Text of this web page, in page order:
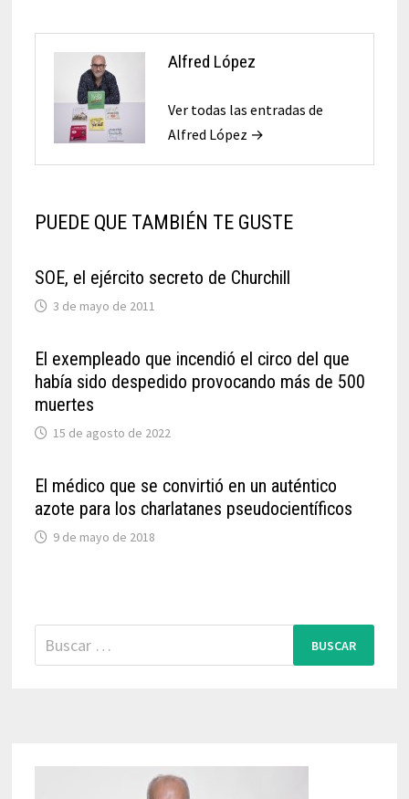
Alfred López
Ver todas las entradas de
Alfred López →
PUEDE QUE TAMBIÉN TE GUSTE
SOE, el ejército secreto de Churchill
3 de mayo de 2011
El exempleado que incendió el circo del que
había sido despedido provocando más de 500
muertes
15 de agosto de 2022
El médico que se convirtió en un auténtico
azote para los charlatanes pseudocientíficos
9 de mayo de 2018
Buscar: